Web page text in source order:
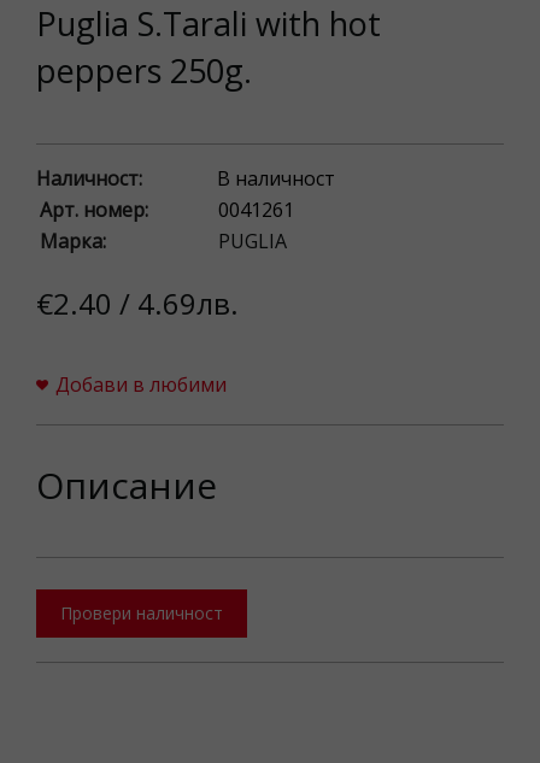
Puglia S.Tarali with hot
pеppers 250g.
Наличност:
В наличност
Арт. номер:
0041261
Марка:
PUGLIA
€2.40 / 4.69лв.
Добави в любими
Описание
Провери наличност